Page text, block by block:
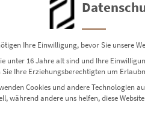
Ihre Einwilligung, bevor Sie unsere
unter 16 Jahre alt sind und Ihre
Sie Ihre Erziehungsberechtigten um
Cookies und andere Technologien
während andere uns helfen, diese